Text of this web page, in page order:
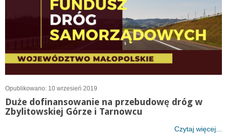
Opublikowano: 10 wrzesień 2019
Duże dofinansowanie na przebudowę dróg w
Zbylitowskiej Górze i Tarnowcu
Czytaj więcej...